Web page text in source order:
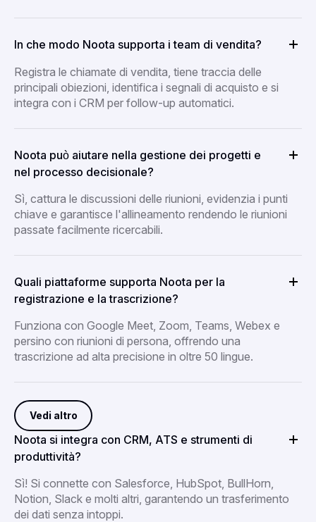
In che modo Noota supporta i team di vendita?
Registra le chiamate di vendita, tiene traccia delle
principali obiezioni, identifica i segnali di acquisto e si
integra con i CRM per follow-up automatici.
Noota può aiutare nella gestione dei progetti e
nel processo decisionale?
Sì, cattura le discussioni delle riunioni, evidenzia i punti
chiave e garantisce l'allineamento rendendo le riunioni
passate facilmente ricercabili.
Quali piattaforme supporta Noota per la
registrazione e la trascrizione?
Funziona con Google Meet, Zoom, Teams, Webex e
persino con riunioni di persona, offrendo una
trascrizione ad alta precisione in oltre 50 lingue.
Vedi altro
Noota si integra con CRM, ATS e strumenti di
produttività?
Sì! Si connette con Salesforce, HubSpot, BullHorn,
Notion, Slack e molti altri, garantendo un trasferimento
dei dati senza intoppi.